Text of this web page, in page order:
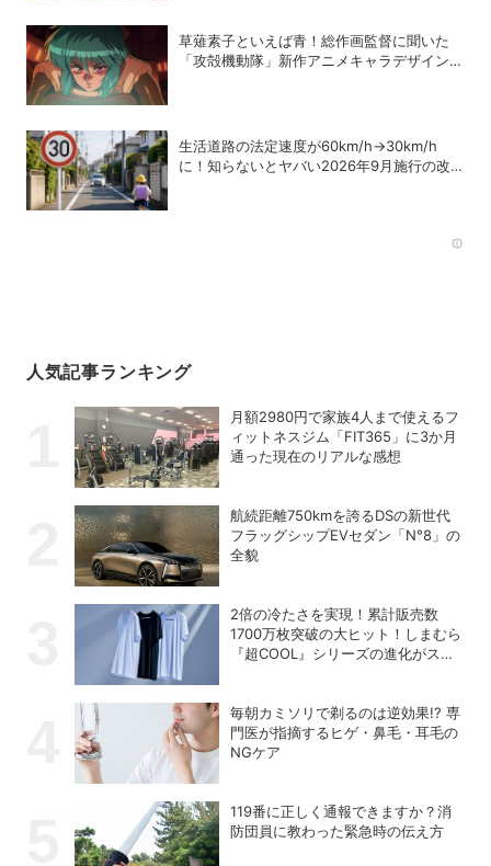
草薙素子といえば青！総作画監督に聞いた
「攻殻機動隊」新作アニメキャラデザインの
生活道路の法定速度が60km/h→30km/h
に！知らないとヤバい2026年9月施行の改
人気記事ランキング
月額2980円で家族4人まで使えるフ
ィットネスジム「FIT365」に3か月
通った現在のリアルな感想
航続距離750kmを誇るDSの新世代
フラッグシップEVセダン「N°8」の
全貌
2倍の冷たさを実現！累計販売数
1700万枚突破の大ヒット！しまむら
『超COOL』シリーズの進化がスゴ
毎朝カミソリで剃るのは逆効果!? 専
門医が指摘するヒゲ・鼻毛・耳毛の
NGケア
119番に正しく通報できますか？消
防団員に教わった緊急時の伝え方